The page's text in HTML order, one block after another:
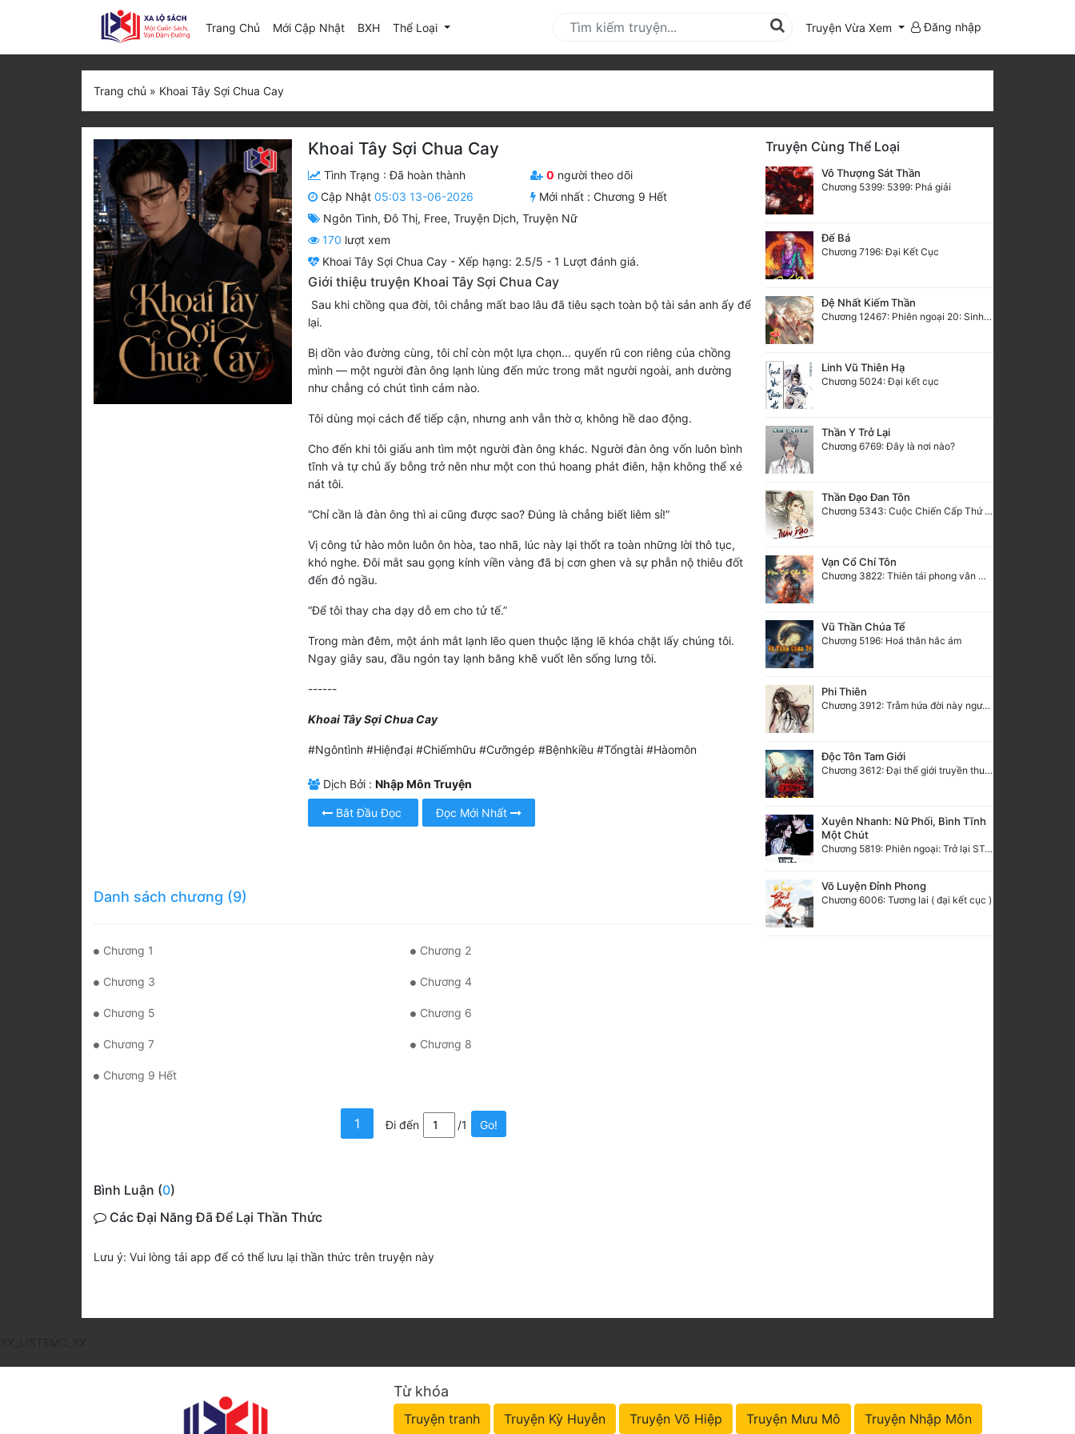
Trang Chủ Mới Cập Nhật(current)
BXH Thể Loại Truyện Vừa Xem Đăng nhập
Trang chủ » Khoai Tây Sợi Chua Cay
Khoai Tây Sợi Chua Cay
Tình Trạng :Đã hoàn thành 0 người theo dõi
Cập Nhật 05:03 13-06-2026 Mới nhất :Chương 9 Hết
Ngôn Tình,Đô Thị, Free, Truyện Dịch, Truyện Nữ
170 lượt xem
Khoai Tây Sợi Chua Cay - Xếp hạng: 2.5/5 - 1 Lượt đánh giá.
Giới thiệu truyện Khoai Tây Sợi Chua Cay
Sau khi chồng qua đời, tôi chẳng mất bao lâu đã tiêu sạch toàn bộ tài sản anh ấy để
lại.
Bị dồn vào đường cùng, tôi chỉ còn một lựa chọn... quyến rũ con riêng của chồng
mình — một người đàn ông lạnh lùng đến mức trong mắt người ngoài, anh dường
như chẳng có chút tình cảm nào.
Tôi dùng mọi cách để tiếp cận, nhưng anh vẫn thờ ơ, không hề dao động.
Cho đến khi tôi giấu anh tìm một người đàn ông khác. Người đàn ông vốn luôn bình
tĩnh và tự chủ ấy bỗng trở nên như một con thú hoang phát điên, hận không thể xé
nát tôi.
“Chỉ cần là đàn ông thì ai cũng được sao? Đúng là chẳng biết liêm sỉ!”
Vị công tử hào môn luôn ôn hòa, tao nhã, lúc này lại thốt ra toàn những lời thô tục,
khó nghe. Đôi mắt sau gọng kính viền vàng đã bị cơn ghen và sự phẫn nộ thiêu đốt
đến đỏ ngầu.
“Để tôi thay cha dạy dỗ em cho tử tế.”
Trong màn đêm, một ánh mắt lạnh lẽo quen thuộc lặng lẽ khóa chặt lấy chúng tôi.
Ngay giây sau, đầu ngón tay lạnh băng khẽ vuốt lên sống lưng tôi.
------
Khoai Tây Sợi Chua Cay
#Ngôntình #Hiệnđại #Chiếmhữu #Cưỡngép #Bệnhkiều #Tổngtài #Hàomôn
Dịch Bởi : Nhập Môn Truyện
Bắt Đầu Đọc Đọc Mới Nhất
Danh sách chương (9)
Chương 1 Chương 2
Chương 3 Chương 4
Chương 5 Chương 6
Chương 7 Chương 8
Chương 9 Hết
1 Đi đến /1 Go!
Bình Luận (0)
Các Đại Năng Đã Để Lại Thần Thức
Lưu ý: Vui lòng tải app để có thể lưu lại thần thức trên truyện này
Truyện Cùng Thể Loại
Vô Thượng Sát Thần
Chương 5399: 5399: Phá giải
Đế Bá
Chương 7196: Đại Kết Cục
Đệ Nhất Kiếm Thần
Chương 12467: Phiên ngoại 20: Sinh nhật vui vẻ - Hoàn
Linh Vũ Thiên Hạ
Chương 5024: Đại kết cục
Thần Y Trở Lại
Chương 6769: Đây là nơi nào?
Thần Đạo Đan Tôn
Chương 5343: Cuộc Chiến Cấp Thứ Nhất
Vạn Cổ Chí Tôn
Chương 3822: Thiên tái phong vân một tiếng cười
Vũ Thần Chúa Tể
Chương 5196: Hoá thân hắc ám
Phi Thiên
Chương 3912: Trẫm hứa đời này ngươi vừa lòng thỏa ý (1)
Độc Tôn Tam Giới
Chương 3612: Đại thế giới truyền thuyết
Xuyên Nhanh: Nữ Phối, Bình Tĩnh
Một Chút
Chương 5819: Phiên ngoại: Trở lại STARS [HẾT]
Võ Luyện Đỉnh Phong
Chương 6006: Tương lai ( đại kết cục )
Từ khóa
Truyện tranh Truyện Kỳ Huyễn Truyện Võ Hiệp Truyện Mưu Mô Truyện Nhập Môn